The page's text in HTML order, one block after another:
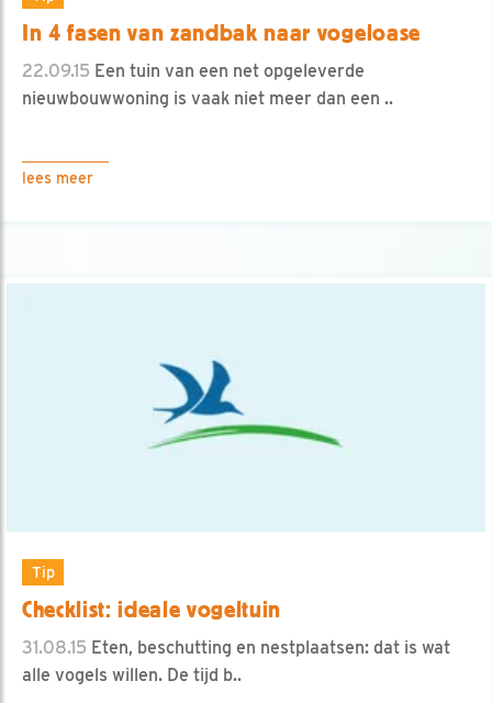
In 4 fasen van zandbak naar vogeloase
22.09.15 Een tuin van een net opgeleverde
nieuwbouwwoning is vaak niet meer dan een ..
lees meer
Tip
Checklist: ideale vogeltuin
31.08.15 Eten, beschutting en nestplaatsen: dat is wat
alle vogels willen. De tijd b..